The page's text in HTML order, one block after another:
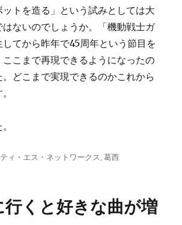
ットを造る」という試みとしては大
はないのでしょうか。「機動戦士ガ
してから昨年で45周年という節目を
こまで再現できるようになったの
どこまで実現できるのかこれから
カ
ー
ティ・エス・ネットワークス,葛西
行くと好きな曲が増